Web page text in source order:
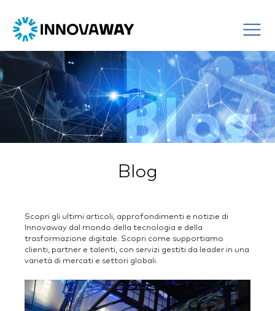
Blog
Scopri gli ultimi articoli, approfondimenti e notizie di
Innovaway dal mondo della tecnologia e della
trasformazione digitale. Scopri come supportiamo
clienti, partner e talenti, con servizi gestiti da leader in una
varietà di mercati e settori globali.